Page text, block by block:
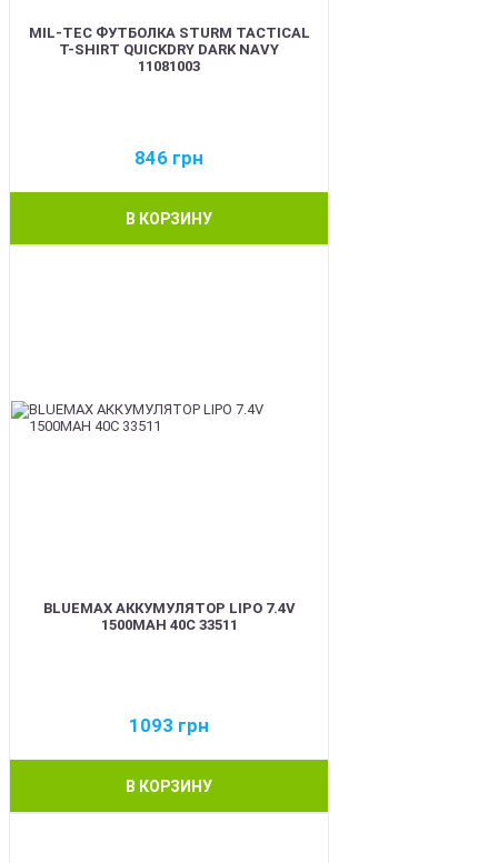
MIL-TEC ФУТБОЛКА STURM TACTICAL
T-SHIRT QUICKDRY DARK NAVY
11081003
846 грн
В КОРЗИНУ
BLUEMAX АККУМУЛЯТОР LIPO 7.4V
1500MAH 40C 33511
1093 грн
В КОРЗИНУ